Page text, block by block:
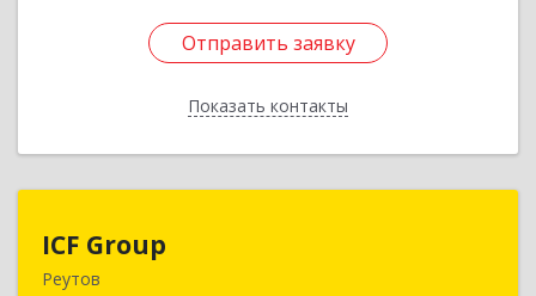
Отправить заявку
Показать контакты
Отправить заявку
Назад
ICF Group
Реутов
143965, Московская обл, г.о. Реутов, Реутов г,